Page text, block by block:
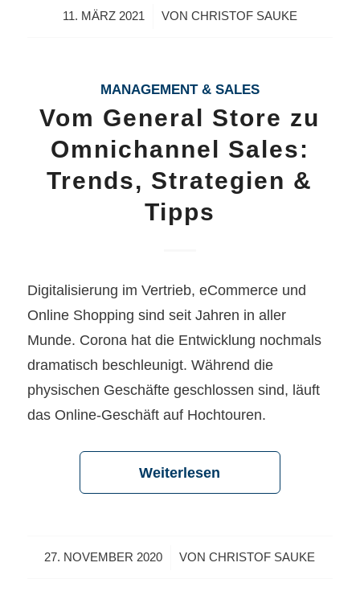
11. MÄRZ 2021
/ VON CHRISTOF SAUKE
MANAGEMENT & SALES
Vom General Store zu
Omnichannel Sales:
Trends, Strategien &
Tipps
Digitalisierung im Vertrieb, eCommerce und
Online Shopping sind seit Jahren in aller
Munde. Corona hat die Entwicklung nochmals
dramatisch beschleunigt. Während die
physischen Geschäfte geschlossen sind, läuft
das Online-Geschäft auf Hochtouren.
Weiterlesen
27. NOVEMBER 2020
/ VONCHRISTOF SAUKE